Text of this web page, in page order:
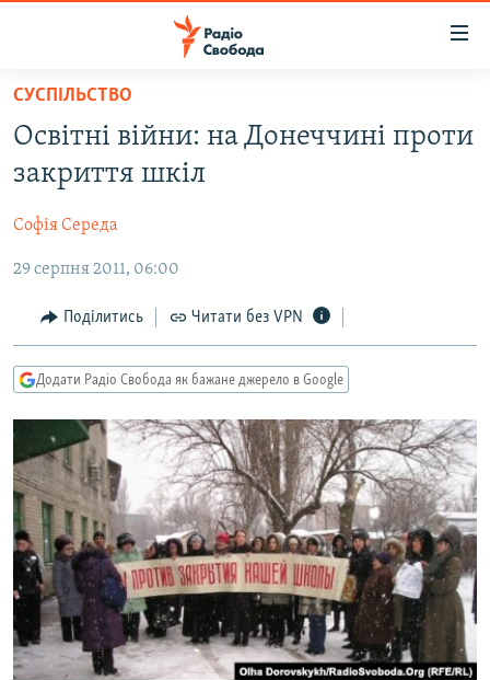
Перейти
основного
матеріалу
Перейти
до
навігації
Перейти
пошуку
СТАТТІ
ПОЛІТИКА
ЕКОНОМІКА
СУСПІЛЬСТВО
СПОРТ
УКРАЇНА
СВІТ
ВІЙНА
РОСІЙСЬКА «ФІЛЬТРАЦІЯ»
ДОНБАС.РЕАЛІЇ
КРИМ.РЕАЛІЇ
ТИ ЯК?
СХЕМИ
ПРИАЗОВ’Я
КИТАЙ.ВИКЛИКИ
МУЛЬТИМЕДІА
ФОТО
СПЕЦПРОЄКТИ
ПОДКАСТИ
СУСПІЛЬСТВО
Освітні війни: на Донеччині проти
закриття шкіл
Софія Середа
29 серпня 2011, 06:00
Поділитись Читати без VPN
Додати Радіо Свобода як бажане джерело в Google